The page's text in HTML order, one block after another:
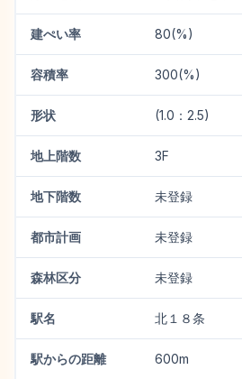
建ぺい率 80(%)
容積率 300(%)
形状 (1.0：2.5)
地上階数 3F
地下階数 未登録
都市計画 未登録
森林区分 未登録
駅名 北１８条
駅からの距離 600m